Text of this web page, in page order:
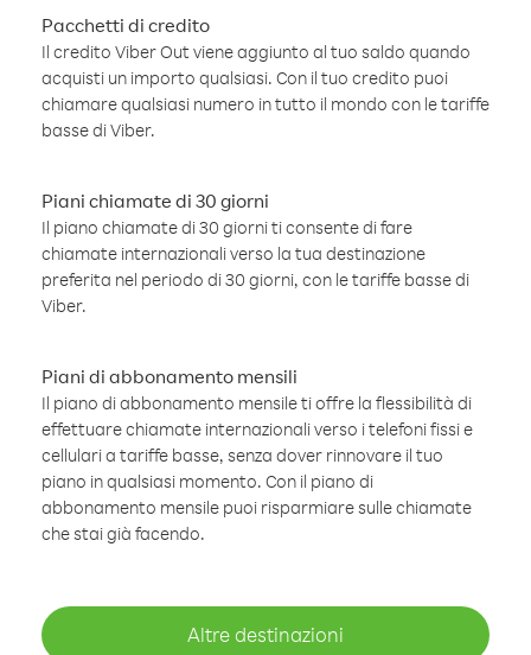
Pacchetti di credito
Il credito Viber Out viene aggiunto al tuo saldo quando
acquisti un importo qualsiasi. Con il tuo credito puoi
chiamare qualsiasi numero in tutto il mondo con le tariffe
basse di Viber.
Piani chiamate di 30 giorni
Il piano chiamate di 30 giorni ti consente di fare
chiamate internazionali verso la tua destinazione
preferita nel periodo di 30 giorni, con le tariffe basse di
Viber.
Piani di abbonamento mensili
Il piano di abbonamento mensile ti offre la flessibilità di
effettuare chiamate internazionali verso i telefoni fissi e
cellulari a tariffe basse, senza dover rinnovare il tuo
piano in qualsiasi momento. Con il piano di
abbonamento mensile puoi risparmiare sulle chiamate
che stai già facendo.
Altre destinazioni